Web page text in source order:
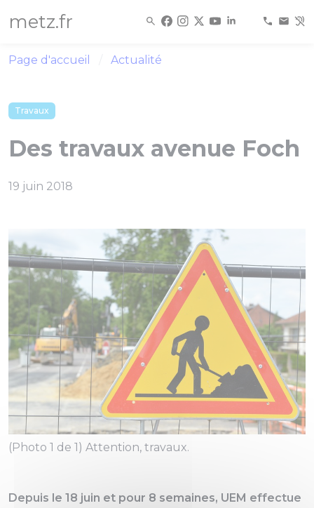
metz.fr
Page d'accueil Actualité
Travaux
Des travaux avenue Foch
19 juin 2018
(Photo 1 de 1) Attention, travaux.
Depuis le 18 juin et pour 8 semaines, UEM effectue